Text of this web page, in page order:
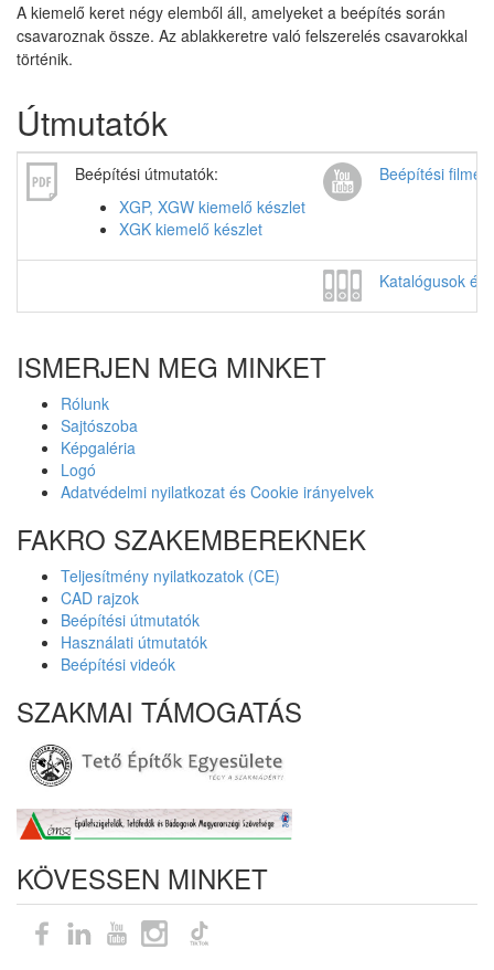
A kiemelő keret négy elemből áll, amelyeket a beépítés során
csavaroznak össze. Az ablakkeretre való felszerelés csavarokkal
történik.
Útmutatók
Beépítési útmutatók:
XGP, XGW kiemelő készlet
XGK kiemelő készlet
Beépítési filmek
Katalógusok és
ISMERJEN MEG MINKET
Rólunk
Sajtószoba
Képgaléria
Logó
Adatvédelmi nyilatkozat és Cookie irányelvek
FAKRO SZAKEMBEREKNEK
Teljesítmény nyilatkozatok (CE)
CAD rajzok
Beépítési útmutatók
Használati útmutatók
Beépítési videók
SZAKMAI TÁMOGATÁS
KÖVESSEN MINKET